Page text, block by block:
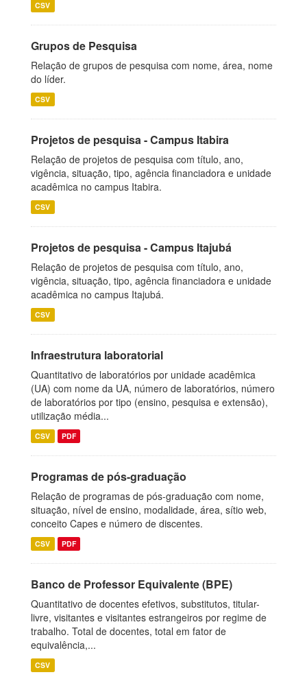
CSV
Grupos de Pesquisa
Relação de grupos de pesquisa com nome, área, nome
do líder.
CSV
Projetos de pesquisa - Campus Itabira
Relação de projetos de pesquisa com título, ano,
vigência, situação, tipo, agência financiadora e unidade
acadêmica no campus Itabira.
CSV
Projetos de pesquisa - Campus Itajubá
Relação de projetos de pesquisa com título, ano,
vigência, situação, tipo, agência financiadora e unidade
acadêmica no campus Itajubá.
CSV
Infraestrutura laboratorial
Quantitativo de laboratórios por unidade acadêmica
(UA) com nome da UA, número de laboratórios, número
de laboratórios por tipo (ensino, pesquisa e extensão),
utilização média...
CSV PDF
Programas de pós-graduação
Relação de programas de pós-graduação com nome,
situação, nível de ensino, modalidade, área, sítio web,
conceito Capes e número de discentes.
CSV PDF
Banco de Professor Equivalente (BPE)
Quantitativo de docentes efetivos, substitutos, titular-
livre, visitantes e visitantes estrangeiros por regime de
trabalho. Total de docentes, total em fator de
equivalência,...
CSV